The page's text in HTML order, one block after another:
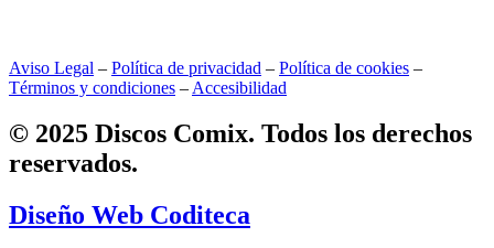
Aviso Legal – Política de privacidad – Política de cookies –
Términos y condiciones – Accesibilidad
© 2025 Discos Comix. Todos los derechos
reservados.
Diseño Web Coditeca